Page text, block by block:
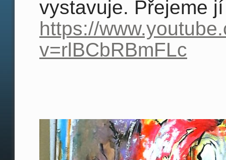
vystavuje. Přejeme
https://
v=rlBCbRBmFLc